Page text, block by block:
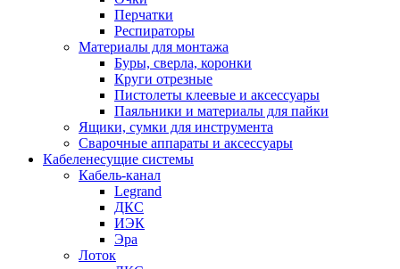
Перчатки
Респираторы
Материалы для монтажа
Буры, сверла, коронки
Круги отрезные
Пистолеты клеевые и аксессуары
Паяльники и материалы для пайки
Ящики, сумки для инструмента
Сварочные аппараты и аксессуары
Кабеленесущие системы
Кабель-канал
Legrand
ДКС
ИЭК
Эра
Лоток